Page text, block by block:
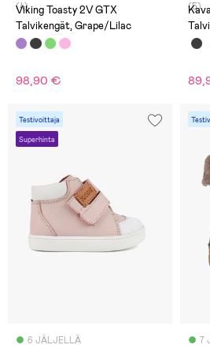
(4)
Viking Toasty 2V GTX
Talvikengät, Grape/Lilac
98,90 €
(5)
Testivoittaja
Superhinta
6 JÄLJELLÄ 7